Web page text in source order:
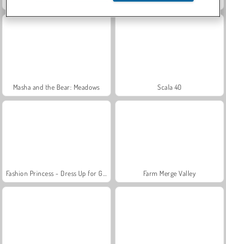
Masha and the Bear: Meadows Scala 40
Farm Merge Valley